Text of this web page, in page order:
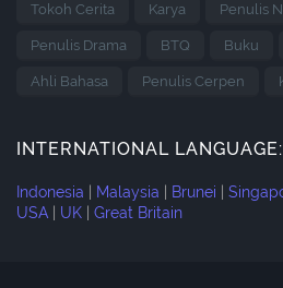
Tokoh Cerita Karya Penulis
Penulis Drama BTQ Buku
Ahli Bahasa Penulis Cerpen
INTERNATIONAL LANGUAGE:
Indonesia Malaysia Brunei
USA
UK Great Britain